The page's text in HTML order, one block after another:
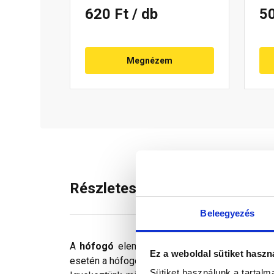
Beleegyezés
Ez a weboldal sütiket
620 Ft / db
Megnézem
Részletes leírás
A hófogó elem megelőzi a hó
esetén a hófogó rács alkalmazását javasoljuk.